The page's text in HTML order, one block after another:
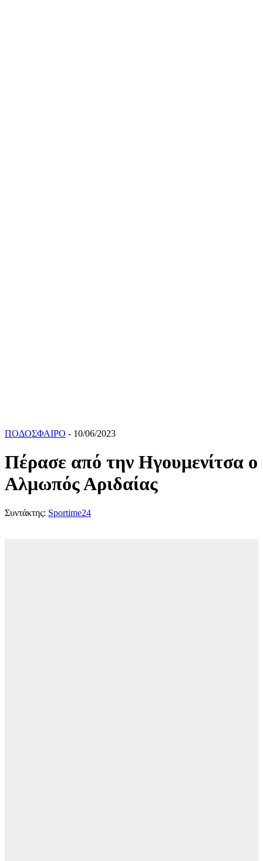
ΠΟΔΟΣΦΑΙΡΟ - 10/06/2023
Πέρασε από την Ηγουμενίτσα ο
Αλμωπός Αριδαίας
Συντάκτης: Sportime24